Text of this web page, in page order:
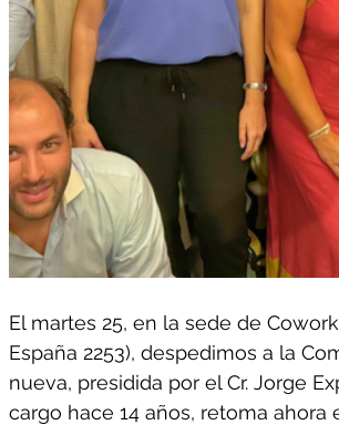
El martes 25, en la sede de
España 2253), despedimos a la
nueva, presidida por el Cr. Jorge
cargo hace 14 años, retoma